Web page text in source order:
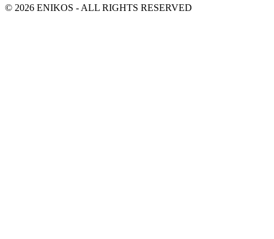
© 2026 ENIKOS - ALL RIGHTS RESERVED